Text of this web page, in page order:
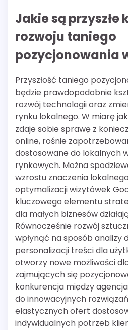
Jakie są przyszłe
rozwoju taniego
pozycjonowania
Przyszłość taniego
będzie prawdopodobnie
rozwój technologii oraz
rynku lokalnego. W miarę
zdaje sobie sprawę z
online, rośnie
dostosowane do lokalnych
rynkowych. Można
wzrostu znaczenia
optymalizacji wizytówek
kluczowego elementu
dla małych biznesów
Równocześnie rozwój
wpłynąć na sposób analizy
personalizacji treści dla
otworzy nowe możliwości
zajmujących się
konkurencja między
do innowacyjnych
elastycznych ofert
indywidualnych potrzeb